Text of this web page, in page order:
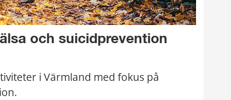
och suicidprevention
i Värmland med fokus på